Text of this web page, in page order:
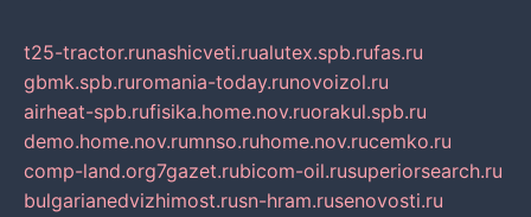
t25-tractor.runashicveti.rualutex.spb.rufas.ru
gbmk.spb.ruromania-today.runovoizol.ru
airheat-spb.rufisika.home.nov.ruorakul.spb.ru
demo.home.nov.rumnso.ruhome.nov.rucemko.ru
comp-land.org7gazet.rubicom-oil.rusuperiorsearch.ru
bulgarianedvizhimost.rusn-hram.rusenovosti.ru